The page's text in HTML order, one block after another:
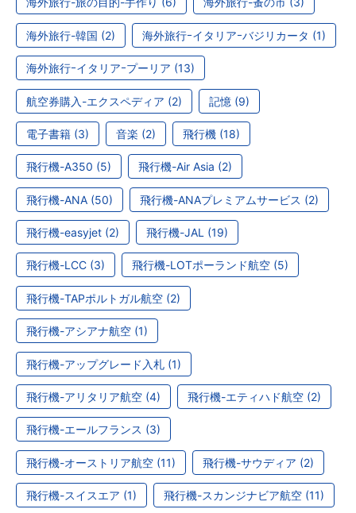
海外旅行-韓国 (2) 海外旅行ｰイタリアｰバジリカータ (1)
海外旅行ｰイタリアｰプーリア (13)
航空券購入-エクスペディア (2) 記憶 (9)
電子書籍 (3) 音楽 (2) 飛行機 (18)
飛行機-A350 (5) 飛行機-Air Asia (2)
飛行機-ANA (50) 飛行機-ANAプレミアムサービス (2)
飛行機-easyjet (2) 飛行機-JAL (19)
飛行機-LCC (3) 飛行機-LOTポーランド航空 (5)
飛行機-TAPポルトガル航空 (2)
飛行機-アシアナ航空 (1)
飛行機-アップグレード入札 (1)
飛行機-アリタリア航空 (4) 飛行機-エティハド航空 (2)
飛行機-エールフランス (3)
飛行機-オーストリア航空 (11) 飛行機-サウディア (2)
飛行機-スイスエア (1) 飛行機-スカンジナビア航空 (11)